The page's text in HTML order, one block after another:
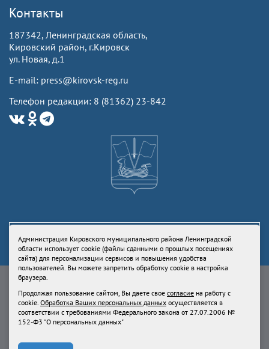
Контакты
187342, Ленинградская область,
Кировский район, г.Кировск
ул. Новая, д.1
E-mail: press@kirovsk-reg.ru
Телефон редакции: 8 (81362) 23-842
Свидетельство Роскомнадзора ЭЛ № ФС77-73336 от 24 июля 2018
Ленинградской области
Продолжая пользование сайтом, Вы даете своесогласиена работу с
cookie.Обработка Ваших персональных данных
Администрация Кировского муниципального района Ленинградской
области использует cookie (файлы сданными о прошлых посещениях
сайта) для персонализации сервисов и повышения удобства
пользователей. Вы можете запретить обработку cookie в настройка
браузера.
Продолжая пользование сайтом, Вы даете свое согласие на работу с
cookie. Обработка Ваших персональных данных осуществляется в
соответствии с требованиями Федерального закона от 27.07.2006 №
152-Ф3 "О персональных данных"